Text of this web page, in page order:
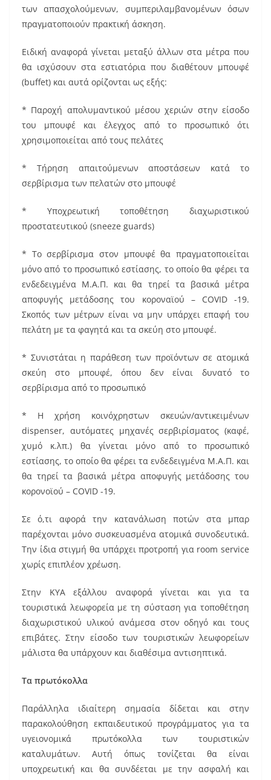
των απασχολούμενων, συμπεριλαμβανομένων όσων
πραγματοποιούν πρακτική άσκηση.
Ειδική αναφορά γίνεται μεταξύ άλλων στα μέτρα που
θα ισχύσουν στα εστιατόρια που διαθέτουν μπουφέ
(buffet) και αυτά ορίζονται ως εξής:
* Παροχή απολυμαντικού μέσου χεριών στην είσοδο
του μπουφέ και έλεγχος από το προσωπικό ότι
χρησιμοποιείται από τους πελάτες
* Τήρηση απαιτούμενων αποστάσεων κατά το
σερβίρισμα των πελατών στο μπουφέ
* Υποχρεωτική τοποθέτηση διαχωριστικού
προστατευτικού (sneeze guards)
* Το σερβίρισμα στον μπουφέ θα πραγματοποιείται
μόνο από το προσωπικό εστίασης, το οποίο θα φέρει τα
ενδεδειγμένα Μ.Α.Π. και θα τηρεί τα βασικά μέτρα
αποφυγής μετάδοσης του κοροναϊού – COVID -19.
Σκοπός των μέτρων είναι να μην υπάρχει επαφή του
πελάτη με τα φαγητά και τα σκεύη στο μπουφέ.
* Συνιστάται η παράθεση των προϊόντων σε ατομικά
σκεύη στο μπουφέ, όπου δεν είναι δυνατό το
σερβίρισμα από το προσωπικό
* Η χρήση κοινόχρηστων σκευών/αντικειμένων
dispenser, αυτόματες μηχανές σερβιρίσματος (καφέ,
χυμό κ.λπ.) θα γίνεται μόνο από το προσωπικό
εστίασης, το οποίο θα φέρει τα ενδεδειγμένα Μ.Α.Π. και
θα τηρεί τα βασικά μέτρα αποφυγής μετάδοσης του
κορονοϊού – COVID -19.
Σε ό,τι αφορά την κατανάλωση ποτών στα μπαρ
παρέχονται μόνο συσκευασμένα ατομικά συνοδευτικά.
Την ίδια στιγμή θα υπάρχει προτροπή για room service
χωρίς επιπλέον χρέωση.
Στην ΚΥΑ εξάλλου αναφορά γίνεται και για τα
τουριστικά λεωφορεία με τη σύσταση για τοποθέτηση
διαχωριστικού υλικού ανάμεσα στον οδηγό και τους
επιβάτες. Στην είσοδο των τουριστικών λεωφορείων
μάλιστα θα υπάρχουν και διαθέσιμα αντισηπτικά.
Τα πρωτόκολλα
Παράλληλα ιδιαίτερη σημασία δίδεται και στην
παρακολούθηση εκπαιδευτικού προγράμματος για τα
υγειονομικά πρωτόκολλα των τουριστικών
καταλυμάτων. Αυτή όπως τονίζεται θα είναι
υποχρεωτική και θα συνδέεται με την ασφαλή και